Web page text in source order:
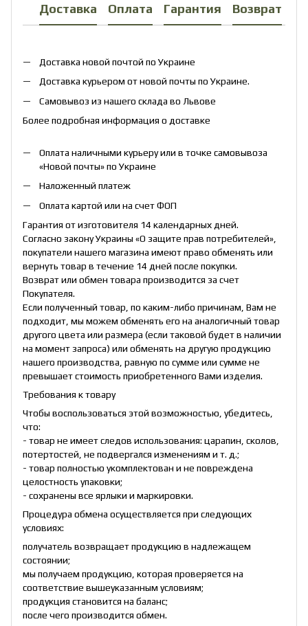
Доставка Оплата Гарантия Возврат
Доставка новой почтой по Украине
Доставка курьером от новой почты по Украине.
Самовывоз из нашего склада во Львове
Более подробная информация о доставке
Оплата наличными курьеру или в точке самовывоза
«Новой почты» по Украине
Наложенный платеж
Оплата картой или на счет ФОП
Гарантия от изготовителя 14 календарных дней.
Согласно закону Украины «О защите прав потребителей»,
покупатели нашего магазина имеют право обменять или
вернуть товар в течение 14 дней после покупки.
Возврат или обмен товара производится за счет
Покупателя.
Если полученный товар, по каким-либо причинам, Вам не
подходит, мы можем обменять его на аналогичный товар
другого цвета или размера (если таковой будет в наличии
на момент запроса) или обменять на другую продукцию
нашего производства, равную по сумме или сумме не
превышает стоимость приобретенного Вами изделия.
Требования к товару
Чтобы воспользоваться этой возможностью, убедитесь,
что:
- товар не имеет следов использования: царапин, сколов,
потертостей, не подвергался изменениям и т. д.;
- товар полностью укомплектован и не повреждена
целостность упаковки;
- сохранены все ярлыки и маркировки.
Процедура обмена осуществляется при следующих
условиях:
получатель возвращает продукцию в надлежащем
состоянии;
мы получаем продукцию, которая проверяется на
соответствие вышеуказанным условиям;
продукция становится на баланс;
после чего производится обмен.